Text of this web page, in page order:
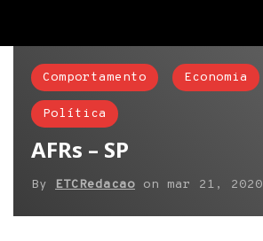
Comportamento Economia
Política
AFRs – SP
By ETCRedacao on mar 21, 2020